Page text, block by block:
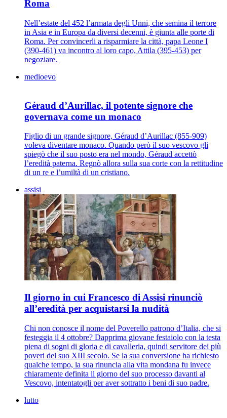
Roma
Nell’estate del 452 l’armata degli Unni, che semina il terrore
in Asia e in Europa da diversi decenni, è giunta alle porte di
Roma. Per convincerli a risparmiare la città, papa Leone I
(390-461) va incontro al loro capo, Attila (395-453) per
negoziare.
medioevo
Géraud d’Aurillac, il potente signore che
governava come un monaco
Figlio di un grande signore, Géraud d’Aurillac (855-909)
voleva diventare monaco. Quando però il suo vescovo gli
spiegò che il suo posto era nel mondo, Géraud accettò
l’eredità paterna. Regnò allora sulla sua corte con la rettitudine
di un re e l’umiltà di un cristiano.
assisi
Il giorno in cui Francesco di Assisi rinunciò
all’eredità per acquistarsi la nudità
Chi non conosce il nome del Poverello patrono d’Italia, che si
festeggia il 4 ottobre? Dapprima giovane festaiolo con la testa
piena di sogni di gloria e di cavalleria, quindi servitore dei più
poveri del suo XIII secolo. Se la sua conversione ha richiesto
qualche tempo, la sua rinuncia alla vita mondana fu invece
chiaramente definita il giorno del suo processo davanti al
Vescovo, intentatogli per aver sottratto i beni di suo padre.
lutto